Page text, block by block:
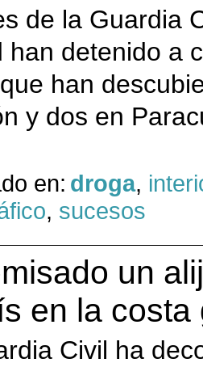
de la Guardia
han detenido a
han
y dos en
en: droga,
, sucesos
un
en la costa
Civil ha